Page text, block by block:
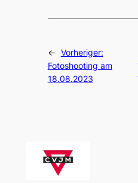
← Vorheriger:
Fotoshooting am
18.08.2023